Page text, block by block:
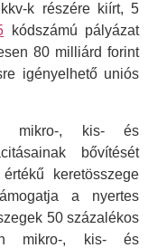
k részére kiírt, 5
kódszámú pályázat
80 milliárd forint
igényelhető uniós
mikro-, kis- és
bővítését
keretösszege
a nyertes
50 százalékos
mikro-, kis- és